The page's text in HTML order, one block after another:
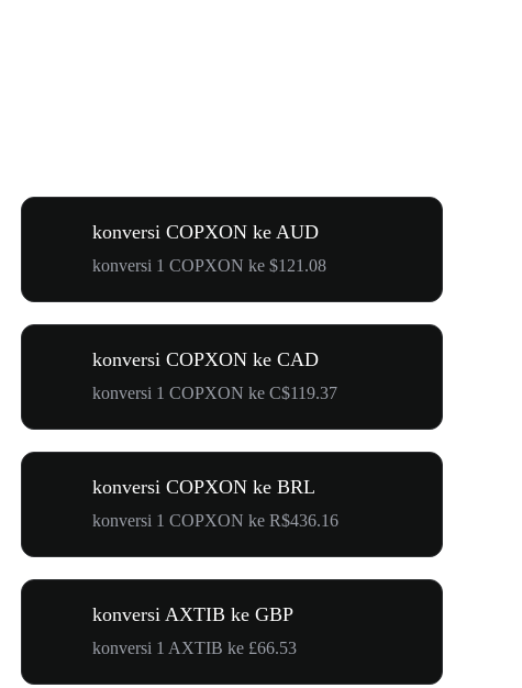
konversi COPXON ke AUD
konversi 1 COPXON ke $121.08
konversi COPXON ke CAD
konversi 1 COPXON ke C$119.37
konversi COPXON ke BRL
konversi 1 COPXON ke R$436.16
konversi AXTIB ke GBP
konversi 1 AXTIB ke £66.53